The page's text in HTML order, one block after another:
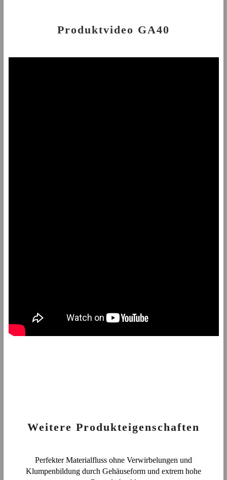
Produktvideo GA40
Weitere Produkteigenschaften
Perfekter Materialfluss ohne Verwirbelungen und
Klumpenbildung durch Gehäuseform und extrem hohe